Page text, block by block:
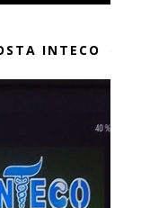
INTECO